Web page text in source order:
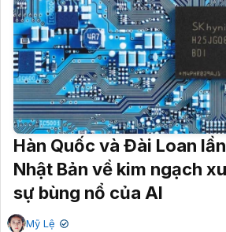
Hàn Quốc và Đài Loan
Nhật Bản về kim ngạch
sự bùng nổ của AI
Mỹ Lệ ✔